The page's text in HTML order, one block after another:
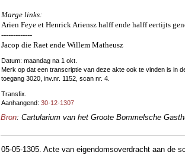
Marge links:
Arien Feye et Henrick Ariensz halff ende halff eertijts
-------------
Jacop die Raet ende Willem Matheusz
Datum: maandag na 1 okt.
Merk op dat een transcriptie van deze akte ook te vinden is in
toegang 3020, inv.nr. 1152, scan nr. 4.
Transfix.
Aanhangend: 30-12-1307
Bron: Cartularium van het Groote Bommelsche
05-05-1305. Acte van eigendomsoverdracht aan de